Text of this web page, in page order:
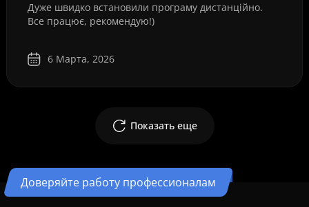
Дуже швидко встановили програму дистанційно.
Все працює, рекомендую!)
6 Марта, 2026
Показать еще
Доверяйте работу профессионалам